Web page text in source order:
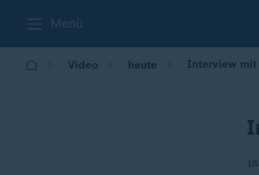
Menü
Video heute Interview mit